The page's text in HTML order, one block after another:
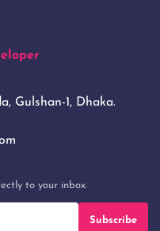
Gulshan-1, Dhaka.
to your inbox.
Subscribe